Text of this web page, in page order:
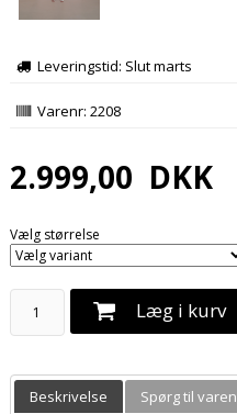
Leveringstid: Slut marts
Varenr: 2208
2.999,00 DKK
Vælg størrelse
Læg i kurv
Beskrivelse
Spørg til varen